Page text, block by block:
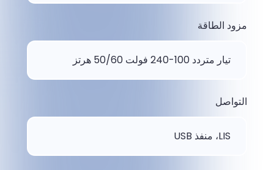
مزود الطاقة
تيار متردد 100-240 فولت 50/60 هرتز
التواصل
LIS، منفذ USB